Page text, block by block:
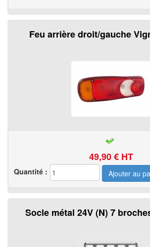
Feu arrière droit/gauche
49,90€ HT
Quantité :
Socle métal 24V (N) 7